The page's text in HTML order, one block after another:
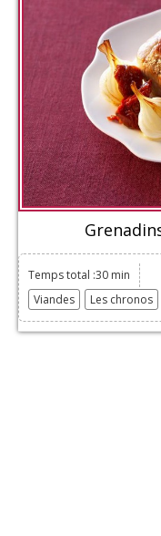
Temps total :30 min
Viandes
Les chronos